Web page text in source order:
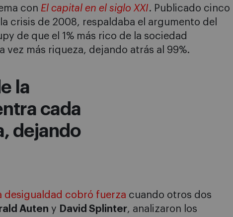
con El capital en el siglo XXI. Publicado cinco
crisis de 2008, respaldaba el argumento del
de que el 1% más rico de la sociedad
vez más riqueza, dejando atrás al 99%.
la
cada
dejando
desigualdad cobró fuerza cuando otros dos
Auten y David Splinter, analizaron los